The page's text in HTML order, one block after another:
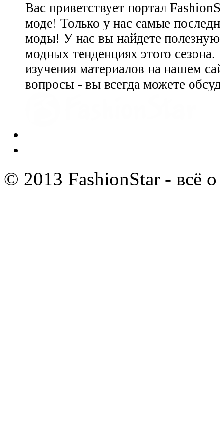
Вас приветствует портал
моде! Только у нас самые
моды! У нас вы найдете
модных тенденциях этого
изучения материалов на нашем
вопросы - вы всегда можете
© 2013 FashionStar - всё